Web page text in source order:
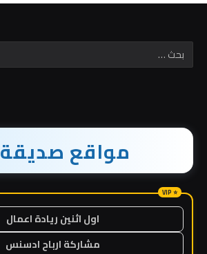
مواقع صديقة
اول اثنين ريادة اعمال
مشاركة ارباح ادسنس